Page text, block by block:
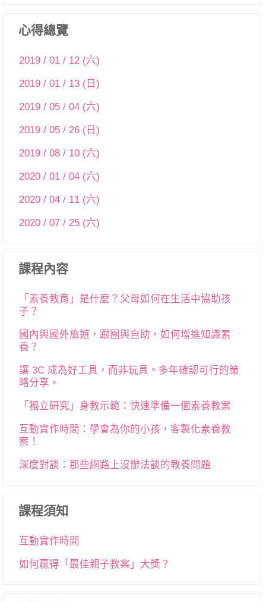
心得總覽
2019 / 01 / 12 (六)
2019 / 01 / 13 (日)
2019 / 05 / 04 (六)
2019 / 05 / 26 (日)
2019 / 08 / 10 (六)
2020 / 01 / 04 (六)
2020 / 04 / 11 (六)
2020 / 07 / 25 (六)
課程內容
「素養教育」是什麼？父母如何在生活中協助孩
子？
國內與國外旅遊，跟團與自助，如何增進知識素
養？
讓 3C 成為好工具，而非玩具。多年確認可行的策
略分享。
「獨立研究」身教示範：快速準備一個素養教案
互動實作時間：學會為你的小孩，客製化素養教
案！
深度對談：那些網路上沒辦法談的教養問題
課程須知
互動實作時間
如何贏得「最佳親子教案」大獎？